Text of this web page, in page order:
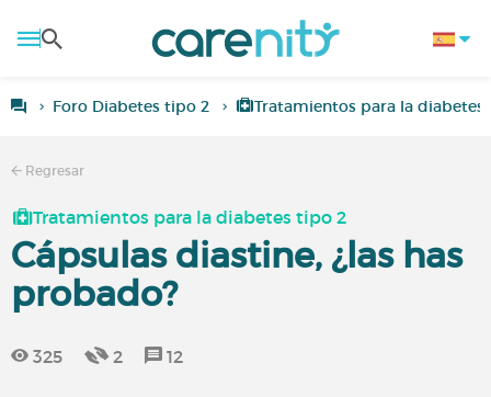
Foro Diabetes tipo 2 Tratamientos para la diabetes
Regresar
Tratamientos para la diabetes tipo 2
Cápsulas diastine, ¿las has
probado?
325 2 12